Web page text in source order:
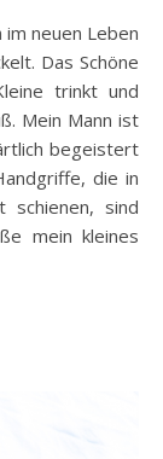
neuen Leben
Das Schöne
trinkt und
Mein Mann ist
begeistert
die in
schienen, sind
mein kleines